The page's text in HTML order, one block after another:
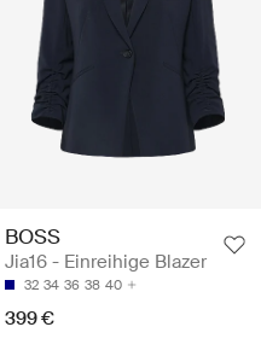
BOSS
Jia16 - Einreihige Blazer
32 34 36 38 40
399 €